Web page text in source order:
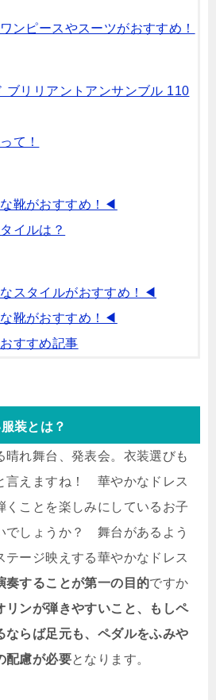
ンピースやスーツがおすすめ！
ブリリアントアンサンブル 110
て！
靴がおすすめ！◀︎
イルは？
スタイルがおすすめ！◀︎
靴がおすすめ！◀︎
すすめ記事
装とは？
晴れ舞台、発表会。衣装選びも
言えますね！ 華やかなドレス
くことを楽しみにしているお子
でしょうか？ 舞台があるよう
テージ映えする華やかなドレス
奏することが第一の目的ですか
リンが弾きやすいこと、もしペ
ならば足元も、ペダルをふみや
配慮が必要となります。